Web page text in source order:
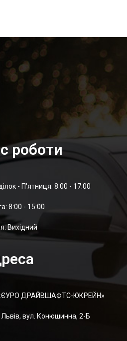
роботи
- П'ятниця: 8:00 - 17:00
8:00 - 15:00
Вихідний
ДРАЙВШАФТC-ЮКРЕЙН»
вул. Конюшинна, 2-Б